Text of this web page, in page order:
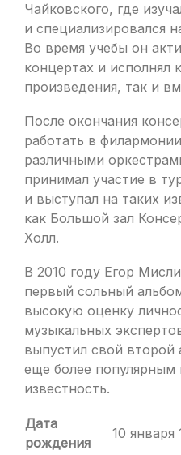
Чайковского, где
и специализировался
Во время учебы он
концертах и исполнял
произведения, так и
После окончания
работать в
различными
принимал участие в
и выступал на таких
как Большой зал
Холл.
В 2010 году Егор
первый сольный
высокую оценку
музыкальных
выпустил свой второй
еще более
известность.
Дата
рождения
10 января